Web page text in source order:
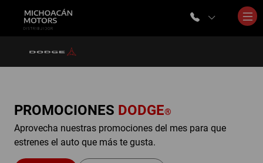
PROMOCIONES DODGE®
Aprovecha nuestras promociones del mes para que
estrenes el auto que más te gusta.